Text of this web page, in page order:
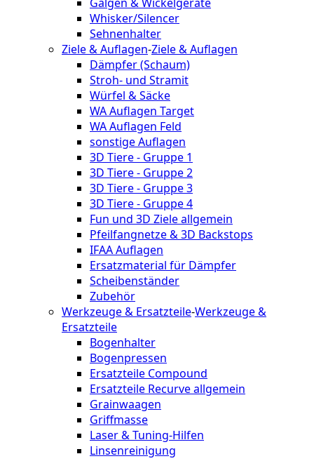
Whisker/Silencer
Sehnenhalter
Ziele & Auflagen-Ziele & Auflagen
Dämpfer (Schaum)
Stroh- und Stramit
Würfel & Säcke
WA Auflagen Target
WA Auflagen Feld
sonstige Auflagen
3D Tiere - Gruppe 1
3D Tiere - Gruppe 2
3D Tiere - Gruppe 3
3D Tiere - Gruppe 4
Fun und 3D Ziele allgemein
Pfeilfangnetze & 3D Backstops
IFAA Auflagen
Ersatzmaterial für Dämpfer
Scheibenständer
Zubehör
Werkzeuge & Ersatzteile-Werkzeuge &
Ersatzteile
Bogenhalter
Bogenpressen
Ersatzteile Compound
Ersatzteile Recurve allgemein
Grainwaagen
Griffmasse
Laser & Tuning-Hilfen
Linsenreinigung